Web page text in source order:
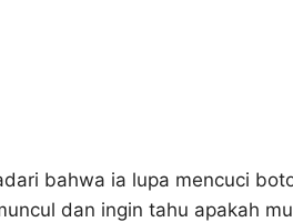
bahwa ia lupa mencuci
dan ingin tahu apakah